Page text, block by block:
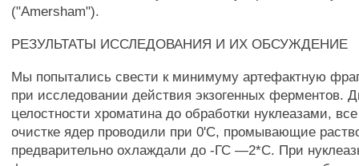
("Amersham").
РЕЗУЛЬТАТЫ ИССЛЕДОВАНИЯ И ИХ ОБСУЖДЕНИЕ
Мы попытались свести к минимуму артефактную
при исследовании действия экзогенных ферментов.
целостности хроматина до обработки нуклеазами,
очистке ядер проводили при 0'С, промывающие
предварительно охлаждали до -ГС —2*С. При